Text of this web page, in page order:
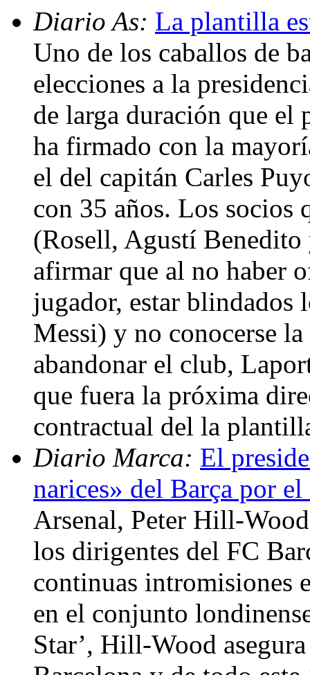
Diario As: La plantilla
Uno de los caballos de
elecciones a la
de larga duración que el
ha firmado con la
el del capitán Carles
con 35 años. Los socios
(Rosell, Agustí
afirmar que al no haber
jugador, estar blindados
Messi) y no conocerse
abandonar el club,
que fuera la próxima
contractual del la
Diario Marca: El
narices» del Barça por el
Arsenal, Peter Hill-
los dirigentes del FC
continuas intromisiones
en el conjunto
Star’, Hill-Wood